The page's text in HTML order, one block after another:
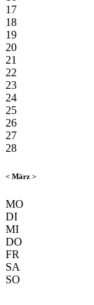
17
18
19
20
21
22
23
24
25
26
27
28
< März >
MO
DI
MI
DO
FR
SA
SO